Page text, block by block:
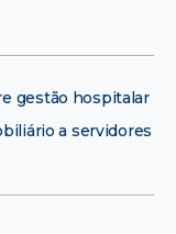
gestão hospitalar
a servidores